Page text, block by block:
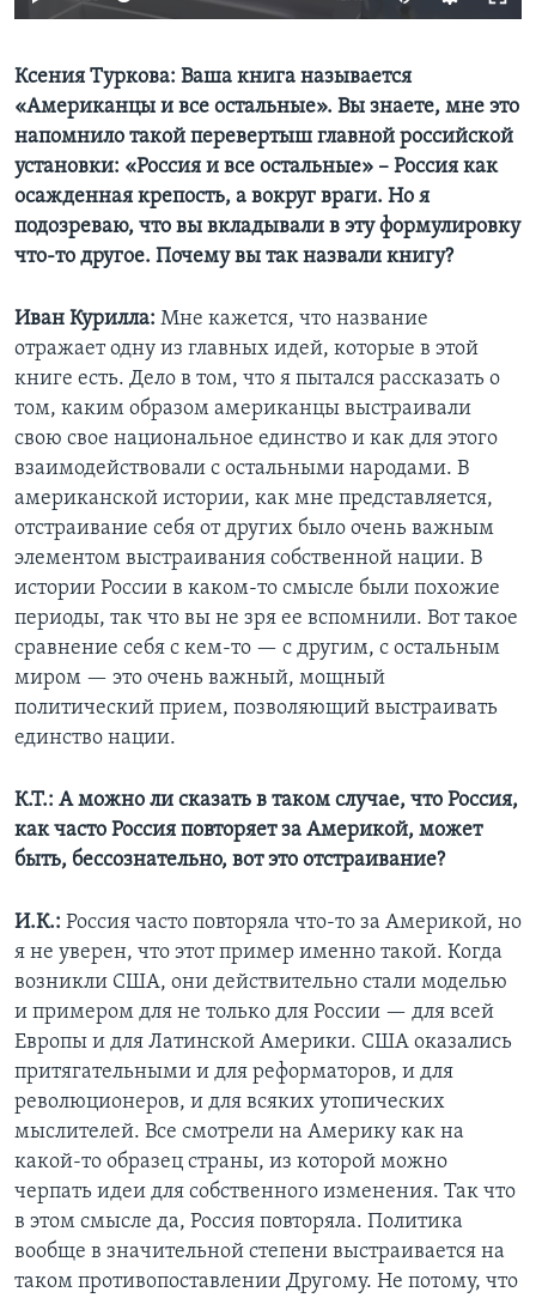
Ксения Туркова: Ваша книга называется
«Американцы и все остальные». Вы знаете, мне это
напомнило такой перевертыш главной российской
установки: «Россия и все остальные» – Россия как
осажденная крепость, а вокруг враги. Но я
подозреваю, что вы вкладывали в эту формулировку
что-то другое. Почему вы так назвали книгу?
Иван Курилла: Мне кажется, что название
отражает одну из главных идей, которые в этой
книге есть. Дело в том, что я пытался рассказать о
том, каким образом американцы выстраивали
свою свое национальное единство и как для этого
взаимодействовали с остальными народами. В
американской истории, как мне представляется,
отстраивание себя от других было очень важным
элементом выстраивания собственной нации. В
истории России в каком-то смысле были похожие
периоды, так что вы не зря ее вспомнили. Вот такое
сравнение себя с кем-то — с другим, с остальным
миром — это очень важный, мощный
политический прием, позволяющий выстраивать
единство нации.
К.Т.: А можно ли сказать в таком случае, что Россия,
как часто Россия повторяет за Америкой, может
быть, бессознательно, вот это отстраивание?
И.К.: Россия часто повторяла что-то за Америкой, но
я не уверен, что этот пример именно такой. Когда
возникли США, они действительно стали моделью
и примером для не только для России — для всей
Европы и для Латинской Америки. США оказались
притягательными и для реформаторов, и для
революционеров, и для всяких утопических
мыслителей. Все смотрели на Америку как на
какой-то образец страны, из которой можно
черпать идеи для собственного изменения. Так что
в этом смысле да, Россия повторяла. Политика
вообще в значительной степени выстраивается на
таком противопоставлении Другому. Не потому, что